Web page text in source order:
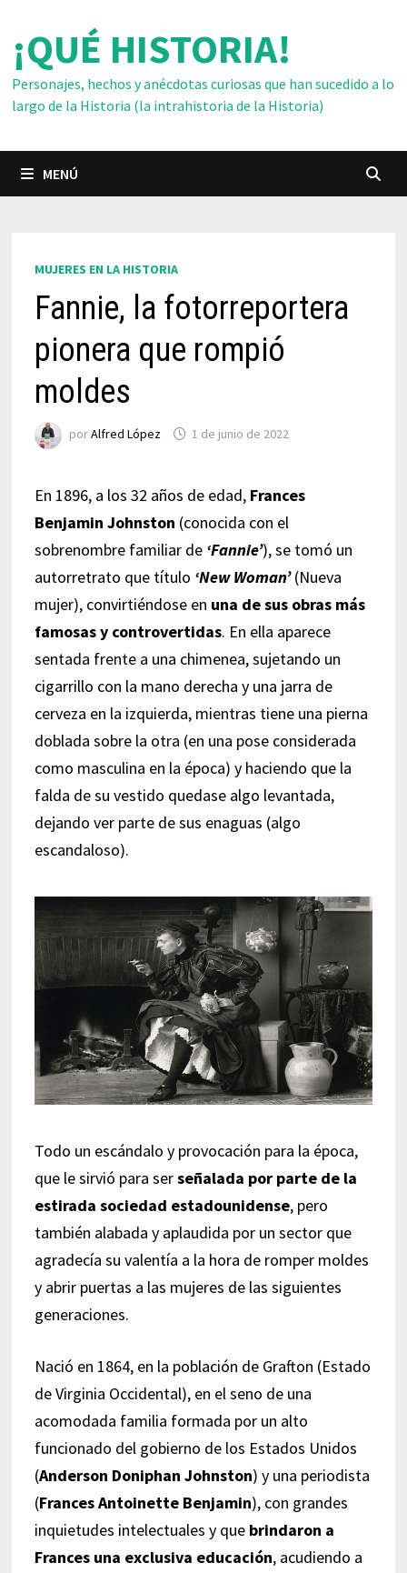
contenido
¡QUÉ HISTORIA!
Personajes, hechos y anécdotas curiosas que han sucedido a lo
largo de la Historia (la intrahistoria de la Historia)
MENÚ
MUJERES EN LA HISTORIA
Fannie, la fotorreportera
pionera que rompió
moldes
porAlfred López 1 de junio de 2022
En 1896, a los 32 años de edad, Frances
Benjamin Johnston (conocida con el
sobrenombre familiar de ‘Fannie’), se tomó un
autorretrato que título ‘New Woman’(Nueva
mujer), convirtiéndose en una de sus obras más
famosas y controvertidas. En ella aparece
sentada frente a una chimenea, sujetando un
cigarrillo con la mano derecha y una jarra de
cerveza en la izquierda, mientras tiene una pierna
doblada sobre la otra (en una pose considerada
como masculina en la época) y haciendo que la
falda de su vestido quedase algo levantada,
dejando ver parte de sus enaguas (algo
escandaloso).
Todo un escándalo y provocación para la época,
que le sirvió para serseñalada por parte de la
estirada sociedad estadounidense, pero
también alabada y aplaudida por un sector que
agradecía su valentía a la hora de romper moldes
y abrir puertas a las mujeres de las siguientes
generaciones.
Nació en 1864, en la población de Grafton (Estado
de Virginia Occidental), en el seno de una
acomodada familia formada por un alto
funcionado del gobierno de los Estados Unidos
(Anderson Doniphan Johnston) y una periodista
(Frances Antoinette Benjamin), con grandes
inquietudes intelectuales y que brindaron a
Frances una exclusiva educación, acudiendo a